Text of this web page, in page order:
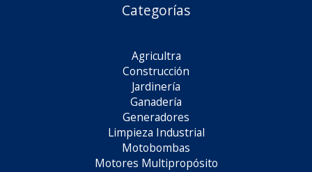
Categorías
Agricultra
Construcción
Jardinería
Ganadería
Generadores
Limpieza Industrial
Motobombas
Motores Multipropósito